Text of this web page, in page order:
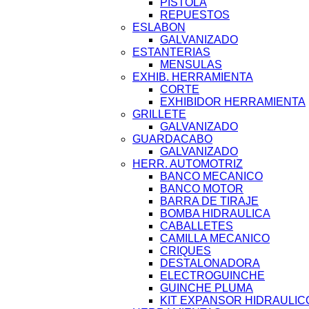
PISTOLA
REPUESTOS
ESLABON
GALVANIZADO
ESTANTERIAS
MENSULAS
EXHIB. HERRAMIENTA
CORTE
EXHIBIDOR HERRAMIENTA
GRILLETE
GALVANIZADO
GUARDACABO
GALVANIZADO
HERR. AUTOMOTRIZ
BANCO MECANICO
BANCO MOTOR
BARRA DE TIRAJE
BOMBA HIDRAULICA
CABALLETES
CAMILLA MECANICO
CRIQUES
DESTALONADORA
ELECTROGUINCHE
GUINCHE PLUMA
KIT EXPANSOR